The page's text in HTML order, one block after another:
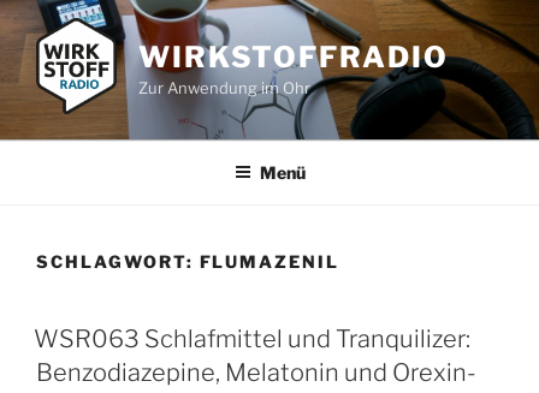
Zum
Inhalt
springen
WIRKSTOFFRADIO
Zur Anwendung im Ohr
Menü
SCHLAGWORT: FLUMAZENIL
WSR063 Schlafmittel und Tranquilizer:
Benzodiazepine, Melatonin und Orexin-